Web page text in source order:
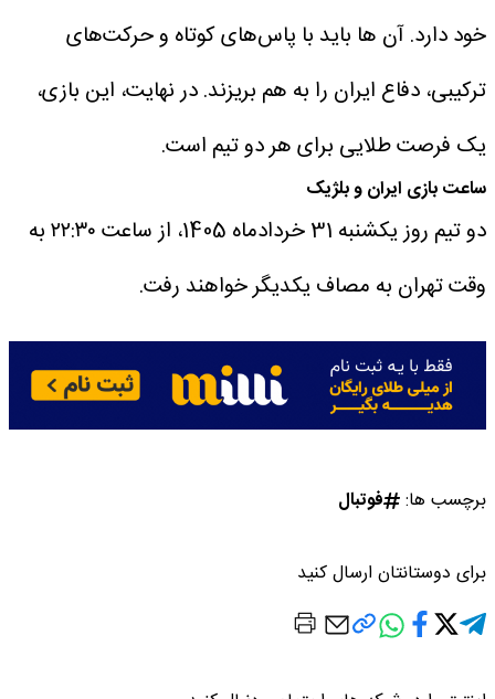
خود دارد. آن ها باید با پاس‌های کوتاه و حرکت‌های
ترکیبی، دفاع ایران را به هم بریزند. در نهایت، این بازی،
یک فرصت طلایی برای هر دو تیم است.
ساعت بازی ایران و بلژیک
دو تیم روز یکشنبه 31 خردادماه 1405، از ساعت ۲۲:۳۰ به
وقت تهران به مصاف یکدیگر خواهند رفت.
برچسب ها: فوتبال
برای دوستانتان ارسال کنید